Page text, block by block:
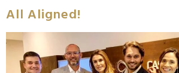
All Aligned!